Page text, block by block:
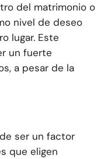
del matrimonio o
nivel de deseo
lugar. Este
un fuerte
a pesar de la
ser un factor
que eligen